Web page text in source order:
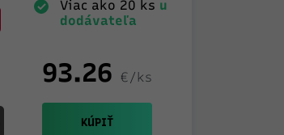
Viac ako 20 ks u
dodávateľa
93.26 €/ks
KÚPIŤ